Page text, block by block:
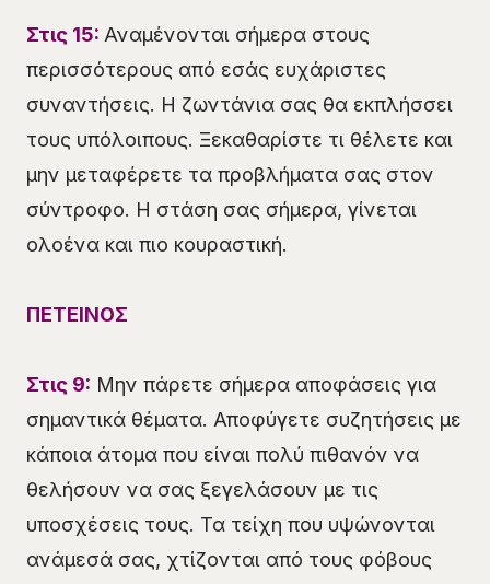
Στις 15: Αναμένονται σήμερα στους
περισσότερους από εσάς ευχάριστες
συναντήσεις. Η ζωντάνια σας θα εκπλήσσει
τους υπόλοιπους. Ξεκαθαρίστε τι θέλετε και
μην μεταφέρετε τα προβλήματα σας στον
σύντροφο. Η στάση σας σήμερα, γίνεται
ολοένα και πιο κουραστική.
ΠΕΤΕΙΝΟΣ
Στις 9: Μην πάρετε σήμερα αποφάσεις για
σημαντικά θέματα. Αποφύγετε συζητήσεις με
κάποια άτομα που είναι πολύ πιθανόν να
θελήσουν να σας ξεγελάσουν με τις
υποσχέσεις τους. Τα τείχη που υψώνονται
ανάμεσά σας, χτίζονται από τους φόβους